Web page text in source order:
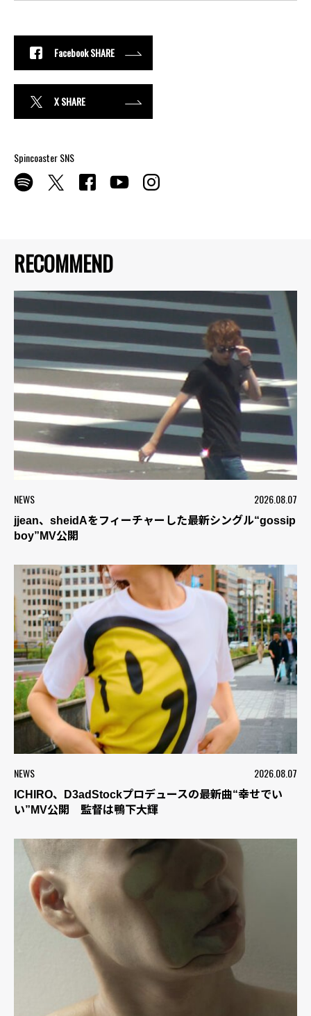
RECOMMEND
NEWS 2026.08.07
jjean、sheidAをフィーチャーした最新シングル“gossip
boy”MV公開
NEWS 2026.08.07
ICHIRO、D3adStockプロデュースの最新曲“幸せでい
い”MV公開 監督は鴨下大輝
Facebook SHARE
X SHARE
Spincoaster SNS